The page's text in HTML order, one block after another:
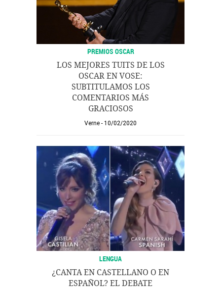
PREMIOS OSCAR
LOS MEJORES TUITS DE LOS
OSCAR EN VOSE:
SUBTITULAMOS LOS
COMENTARIOS MÁS
GRACIOSOS
Verne 10/02/2020
LENGUA
¿CANTA EN CASTELLANO O EN
ESPAÑOL? EL DEBATE